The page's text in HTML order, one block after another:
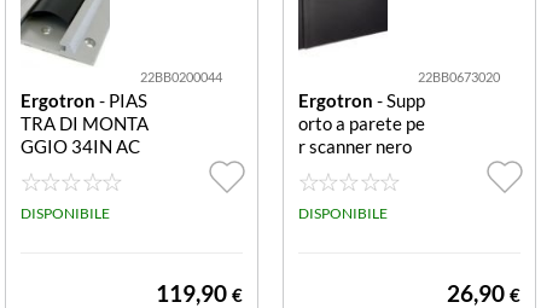
22BB0200044
Ergotron - PIAS
TRA DI MONTA
GGIO 34IN AC
CESSORIO
DISPONIBILE
119,90 €
22BB0673020
Ergotron - Supp
orto a parete pe
r scanner nero
WALL MOUNT
SCANNER HOL
DER .
DISPONIBILE
26,90 €